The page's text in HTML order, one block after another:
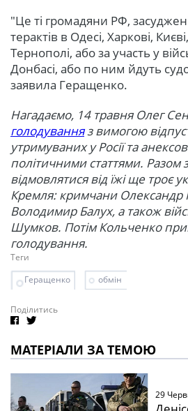
"Це ті громадяни РФ,
терактів в Одесі, Харкові,
Тернополі, або за участь у
Донбасі, або по ним йдуть
заявила Геращенко.
Нагадаємо, 14 травня Олег
голодуванняз вимогою
утримуваних у Росії та
політичними статтями. Разом
відмовлятися від їжі ще троє
Кремля: кримчани Олександр
Володимир Балух, а також
Шумков. Потім Кольченко
голодування.
Теги
Геращенко
обмін
Поділитись
МАТЕРІАЛИ ЗА ТЕМОЮ
29